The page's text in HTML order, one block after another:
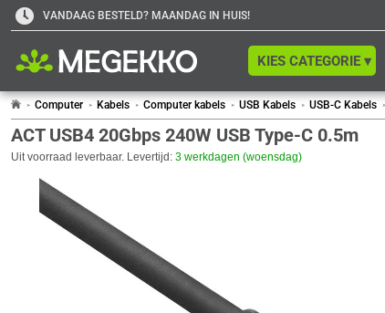
VANDAAG BESTELD? MAANDAG IN HUIS!
KIES CATEGORIE ▾
Computer Kabels Computer kabels USB Kabels USB-C Kabels
ACT USB4 20Gbps 240W USB Type-C 0.5m
Uit voorraad leverbaar. Levertijd: 3 werkdagen (woensdag)